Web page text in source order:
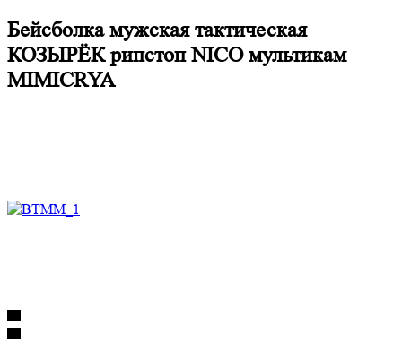
Бейсболка мужская тактическая
КОЗЫРЁК рипстоп NICO мультикам
MIMICRYA